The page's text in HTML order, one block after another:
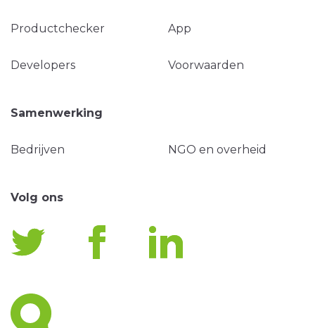
Productchecker App
Developers Voorwaarden
Samenwerking
Bedrijven NGO en overheid
Volg ons